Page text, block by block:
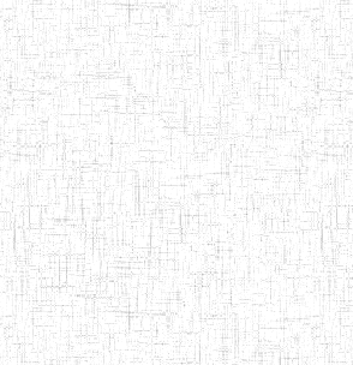
BTTC
28/12/2007 ENIEG
08/09/2015 ENIEG